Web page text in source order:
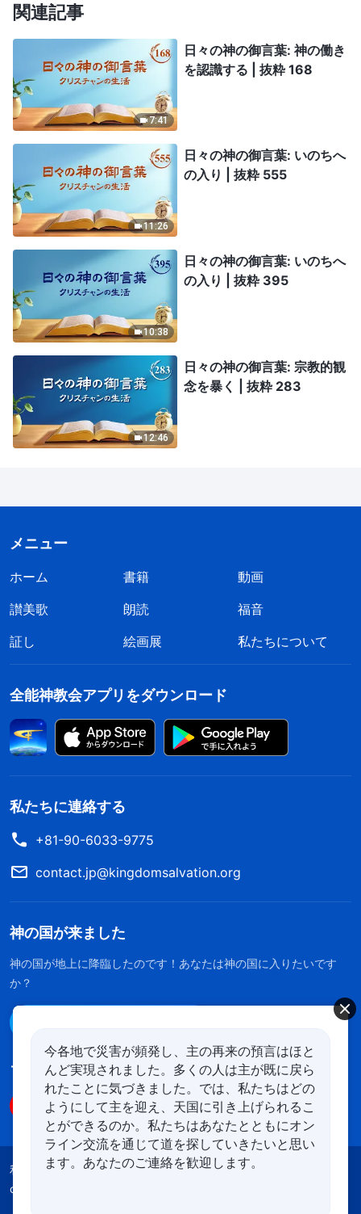
関連記事
7:41
日々の神の御言葉: 神の働き
を認識する | 抜粋 168
11:26
日々の神の御言葉: いのちへ
の入り | 抜粋 555
10:38
日々の神の御言葉: いのちへ
の入り | 抜粋 395
12:46
日々の神の御言葉: 宗教的観
念を暴く | 抜粋 283
メニュー
ホーム 書籍
動画
讃美歌
朗読
福音
証し
絵画展 私たちについて
全能神教会アプリをダウンロード
私たちに連絡する
+81-90-6033-9775
contact.jp@kingdomsalvation.org
神の国が来ました
神の国が地上に降臨したのです！あなたは神の国に入りたいです
か？
フォローする
利用規約 プライバシーポリシー
クレジット
cookies
今各地で災害が頻発し、主の再来の預言はほと
んど実現されました。多くの人は主が既に戻ら
れたことに気づきました。では、私たちはどの
ようにして主を迎え、天国に引き上げられるこ
とができるのか。私たちはあなたとともにオン
ライン交流を通じて道を探していきたいと思い
ます。あなたのご連絡を歓迎します。